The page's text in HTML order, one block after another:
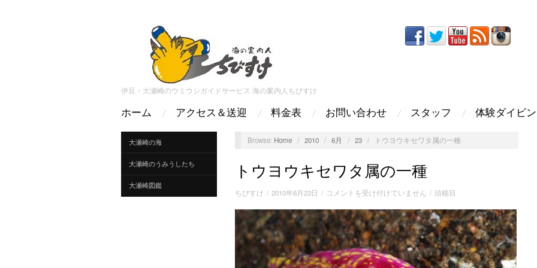
伊豆・大瀬崎のウミウシガイドサービス 海の案内人ちびすけ
ホーム アクセス＆送迎 料金表 お問い合わせ スタッフ 体験ダイビ
大瀬崎の海
大瀬崎のうみうしたち
大瀬崎図鑑
Browse: Home / 2010 / 6月 / 23 / トウヨウキセワタ属の一種
トウヨウキセワタ属の一種
ちびすけ / 2010年6月23日 / ト
ヨ
ウ
キ
セ
ワ
コメントを受け付けていません / 頭楯目